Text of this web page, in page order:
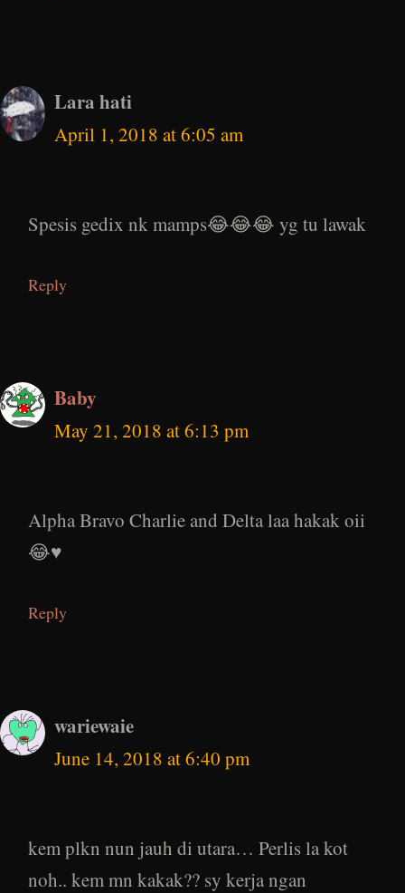
Lara hati
April 1, 2018 at 6:05 am
Spesis gedix nk mamps😂😂😂 yg tu lawak
Reply
Baby
May 21, 2018 at 6:13 pm
Alpha Bravo Charlie and Delta laa hakak oii
😂♥️
Reply
wariewaie
June 14, 2018 at 6:40 pm
kem plkn nun jauh di utara… Perlis la kot
noh.. kem mn kakak?? sy kerja ngan